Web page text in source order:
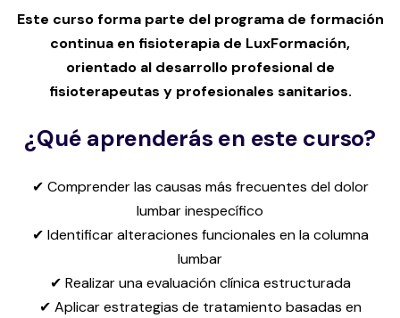
Este curso forma parte del programa de formación
continua en fisioterapia de LuxFormación,
orientado al desarrollo profesional de
fisioterapeutas y profesionales sanitarios.
¿Qué aprenderás en este curso?
✔ Comprender las causas más frecuentes del dolor
lumbar inespecífico
✔ Identificar alteraciones funcionales en la columna
lumbar
✔ Realizar una evaluación clínica estructurada
✔ Aplicar estrategias de tratamiento basadas en